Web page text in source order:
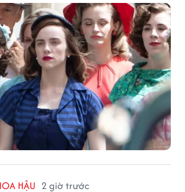
HẬU 2 giờ trước